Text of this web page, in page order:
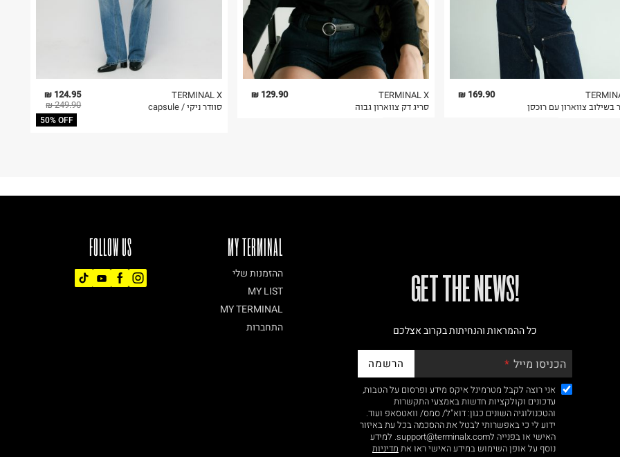
בלבד. לא ניתן
124.95 ₪
249.90 ₪
50% OFF
TERMINAL X
סוודר ניקי / capsule
129.90 ₪
TERMINAL X
סריג דק צווארון גבוה
169.90 ₪
בשילוב צווארון עם רוכסן
FOLLOW US MY TERMINAL
ההזמנות שלי
MY LIST
MY TERMINAL
התחברות
!GET THE NEWS
כל ההמראות והנחיתות בקרוב אצלכם
הכניסו מייל הרשמה
אני רוצה לקבל מטרמינל איקס מידע ופרסום על הטבות,
עדכונים וקולקציות חדשות באמצעי התקשרות
והטכנולוגיה השונים כגון: דוא"ל/ סמס/ וואטסאפ ועוד.
ידוע לי כי באפשרותי לבטל את ההסכמה בכל עת באיזור
האישי או בפנייה לsupport@terminalx.com. למידע
נוסף על אופן השימוש במידע האישי ראו את מדיניות